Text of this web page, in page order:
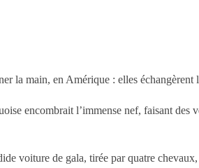
la main, en Amérique : elles échangèrent
encombrait l’immense nef, faisant
voiture de gala, tirée par quatre